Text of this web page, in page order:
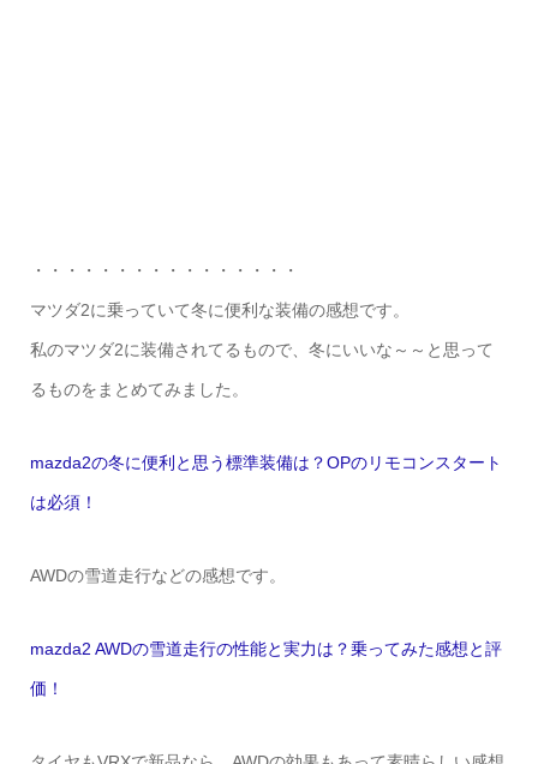
・・・・・・・・・・・・・・・・
マツダ2に乗っていて冬に便利な装備の感想です。
私のマツダ2に装備されてるもので、冬にいいな～～と思って
るものをまとめてみました。
mazda2の冬に便利と思う標準装備は？OPのリモコンスタート
は必須！
AWDの雪道走行などの感想です。
mazda2 AWDの雪道走行の性能と実力は？乗ってみた感想と評
価！